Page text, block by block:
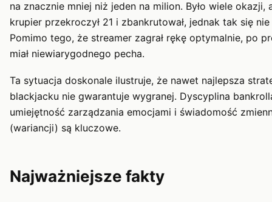
na znacznie mniej niż jeden na milion. Było wiele okazji,
krupier przekroczył 21 i zbankrutował, jednak tak się nie
Pomimo tego, że streamer zagrał rękę optymalnie, po
miał niewiarygodnego pecha.
Ta sytuacja doskonale ilustruje, że nawet najlepsza
blackjacku nie gwarantuje wygranej. Dyscyplina
umiejętność zarządzania emocjami i świadomość
(wariancji) są kluczowe.
Najważniejsze fakty